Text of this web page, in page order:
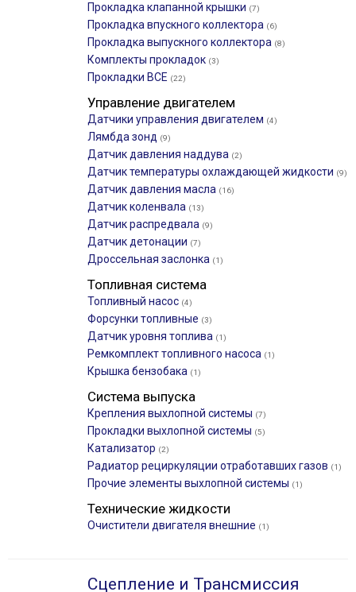
Прокладка клапанной крышки (7)
Прокладка впускного коллектора (6)
Прокладка выпускного коллектора (8)
Комплекты прокладок (3)
Прокладки ВСЕ (22)
Управление двигателем
Датчики управления двигателем (4)
Лямбда зонд (9)
Датчик давления наддува (2)
Датчик температуры охлаждающей жидкости (9)
Датчик давления масла (16)
Датчик коленвала (13)
Датчик распредвала (9)
Датчик детонации (7)
Дроссельная заслонка (1)
Топливная система
Топливный насос (4)
Форсунки топливные (3)
Датчик уровня топлива (1)
Ремкомплект топливного насоса (1)
Крышка бензобака (1)
Система выпуска
Крепления выхлопной системы (7)
Прокладки выхлопной системы (5)
Катализатор (2)
Радиатор рециркуляции отработавших газов (1)
Прочие элементы выхлопной системы (1)
Технические жидкости
Очистители двигателя внешние (1)
Сцепление и Трансмиссия